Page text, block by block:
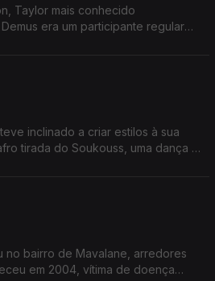
Taylor mais conhecido
era um participante regular
inclinado a criar estilos à sua
tirada do Soukouss, uma dança e
no bairro de Mavalane, arredores
em 2004, vítima de doença